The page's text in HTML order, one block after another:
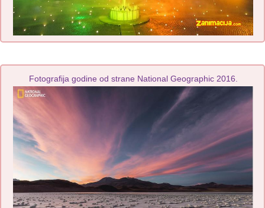
Fotografija godine od strane National Geographic 2016.